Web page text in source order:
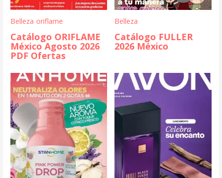
Belleza oriflame
Catálogo ORIFLAME
México Agosto 2026
PDF Ofertas
Belleza
Catálogo FULLER
2026 México